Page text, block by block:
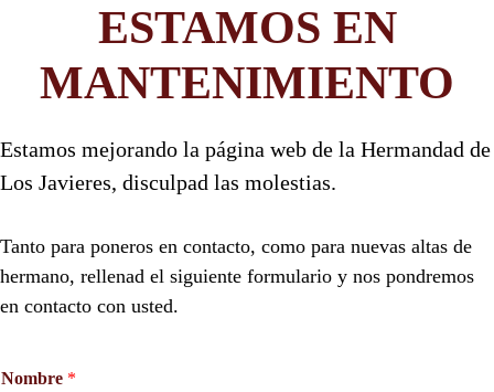
ESTAMOS EN
MANTENIMIENTO
Estamos mejorando la página web de la Hermandad de
Los Javieres, disculpad las molestias.
Tanto para poneros en contacto, como para nuevas altas de
hermano, rellenad el siguiente formulario y nos pondremos
en contacto con usted.
Nombre *